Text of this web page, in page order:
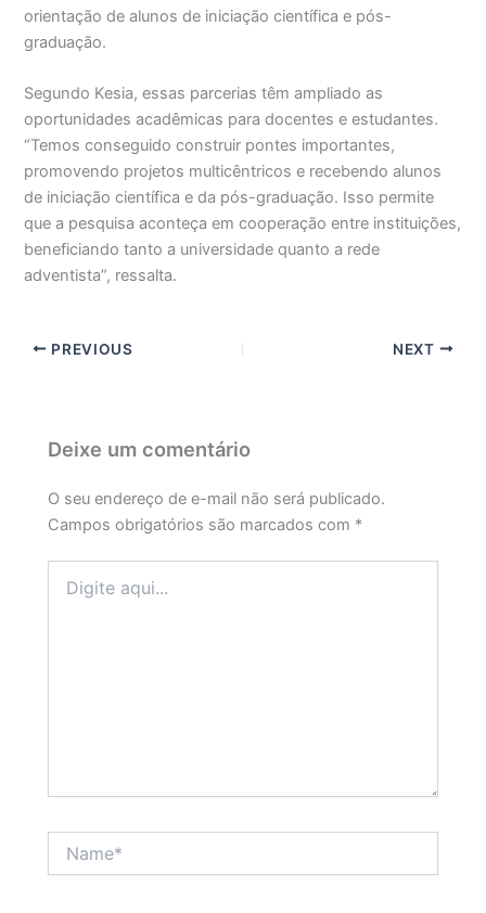
orientação de alunos de iniciação científica e pós-
graduação.
Segundo Kesia, essas parcerias têm ampliado as
oportunidades acadêmicas para docentes e estudantes.
“Temos conseguido construir pontes importantes,
promovendo projetos multicêntricos e recebendo alunos
de iniciação científica e da pós-graduação. Isso permite
que a pesquisa aconteça em cooperação entre instituições,
beneficiando tanto a universidade quanto a rede
adventista”, ressalta.
PREVIOUS NEXT
Deixe um comentário
O seu endereço de e-mail não será publicado.
Campos obrigatórios são marcados com *
aqui...